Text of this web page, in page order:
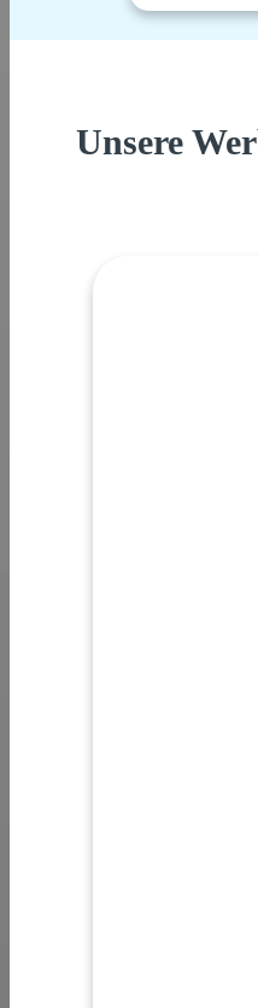
Unsere